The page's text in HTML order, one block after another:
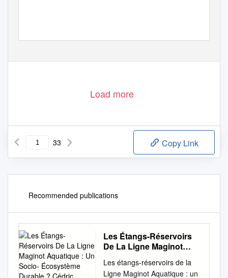
Load more
33 Copy Link
Recommended publications
Les Étangs-Réservoirs
De La Ligne Maginot
Écosystème Durable ?
Les étangs-réservoirs de la
Ligne Maginot Aquatique : un